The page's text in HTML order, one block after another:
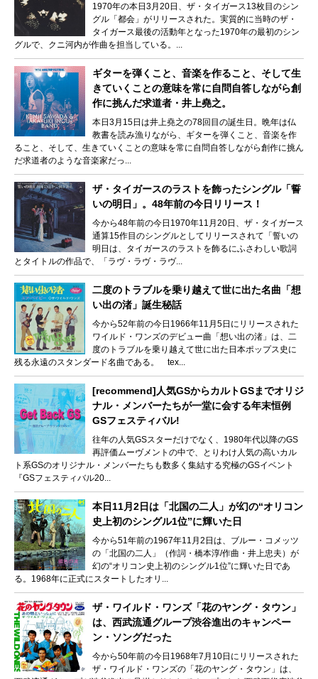
1970年の本日3月20日、ザ・タイガース13枚目のシン
グル「都会」がリリースされた。実質的に当時のザ・
タイガース最後の活動年となった1970年の最初のシン
グルで、クニ河内が作曲を担当している。...
ギターを弾くこと、音楽を作ること、そして生
きていくことの意味を常に自問自答しながら創
作に挑んだ求道者・井上堯之。
本日3月15日は井上堯之の78回目の誕生日。晩年は仏
教書を読み漁りながら、ギターを弾くこと、音楽を作
ること、そして、生きていくことの意味を常に自問自答しながら創作に挑ん
だ求道者のような音楽家だっ...
ザ・タイガースのラストを飾ったシングル「誓
いの明日」。48年前の今日リリース！
今から48年前の今日1970年11月20日、ザ・タイガース
通算15作目のシングルとしてリリースされて「誓いの
明日は、タイガースのラストを飾るにふさわしい歌詞
とタイトルの作品で、「ラヴ・ラヴ・ラヴ...
二度のトラブルを乗り越えて世に出た名曲「想
い出の渚」誕生秘話
今から52年前の今日1966年11月5日にリリースされた
ワイルド・ワンズのデビュー曲「想い出の渚」は、二
度のトラブルを乗り越えて世に出た日本ポップス史に
残る永遠のスタンダード名曲である。 tex...
[recommend]人気GSからカルトGSまでオリジ
ナル・メンバーたちが一堂に会する年末恒例
GSフェスティバル!
往年の人気GSスターだけでなく、1980年代以降のGS
再評価ムーヴメントの中で、とりわけ人気の高いカル
ト系GSのオリジナル・メンバーたちも数多く集結する究極のGSイベント
『GSフェスティバル20...
本日11月2日は「北国の二人」が幻の“オリコン
史上初のシングル1位”に輝いた日
今から51年前の1967年11月2日は、ブルー・コメッツ
の「北国の二人」（作詞・橋本淳/作曲・井上忠夫）が
幻の“オリコン史上初のシングル1位”に輝いた日であ
る。1968年に正式にスタートしたオリ...
ザ・ワイルド・ワンズ「花のヤング・タウン」
は、西武流通グループ渋谷進出のキャンペー
ン・ソングだった
今から50年前の今日1968年7月10日にリリースされた
ザ・ワイルド・ワンズの「花のヤング・タウン」は、